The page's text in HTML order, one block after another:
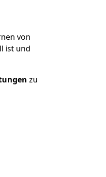
von
ist und
zu